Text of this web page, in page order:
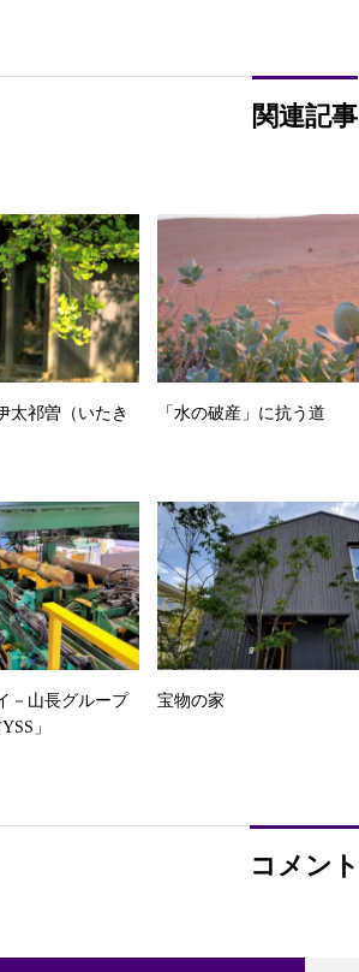
関連記事
太祁曽（いたき
「水の破産」に抗う道
－山長グループ
」
宝物の家
コメント